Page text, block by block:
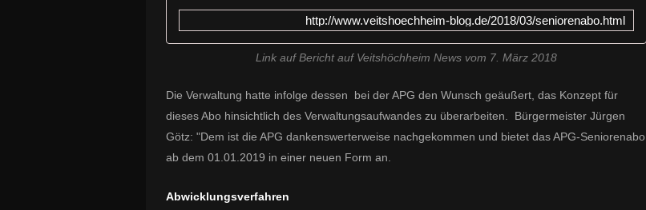
http://www.veitshoechheim-blog.de/2018/03/seniorenabo.html
Link auf Bericht auf Veitshöchheim News vom 7. März 2018
Die Verwaltung hatte infolge dessen bei der APG den Wunsch geäußert, das Konzept für
dieses Abo hinsichtlich des Verwaltungsaufwandes zu überarbeiten. Bürgermeister Jürgen
Götz: "Dem ist die APG dankenswerterweise nachgekommen und bietet das APG-Seniorenabo
ab dem 01.01.2019 in einer neuen Form an.
Abwicklungsverfahren